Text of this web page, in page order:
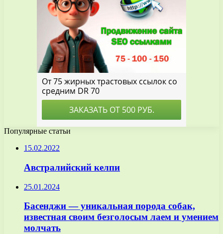
Популярные статьи
15.02.2022
Австралийский келпи
25.01.2024
Басенджи — уникальная порода собак,
известная своим безголосым лаем и умением
молчать